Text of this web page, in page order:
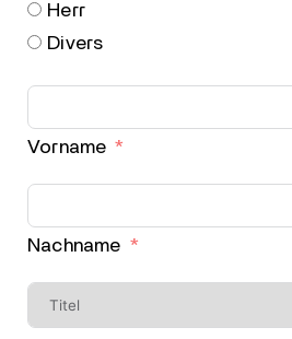
Herr
Divers
Vorname
Nachname